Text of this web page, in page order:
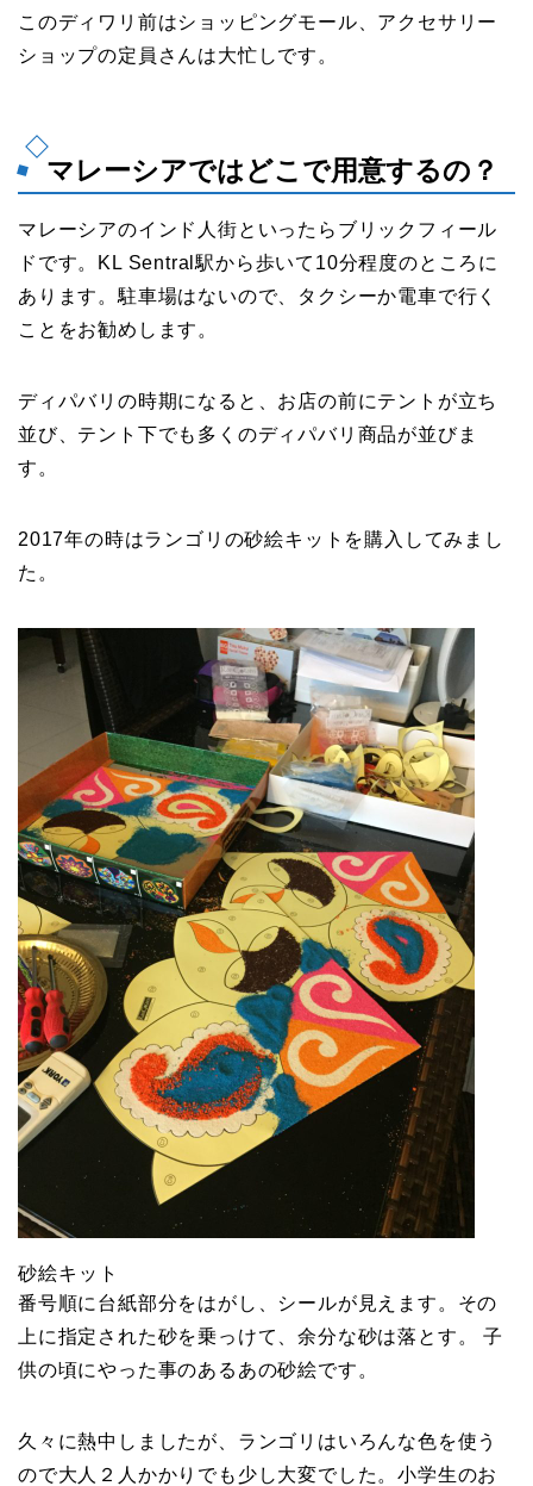
このディワリ前はショッピングモール、アクセサリー
ショップの定員さんは大忙しです。
マレーシアではどこで用意するの？
マレーシアのインド人街といったらブリックフィール
ドです。KL Sentral駅から歩いて10分程度のところに
あります。駐車場はないので、タクシーか電車で行く
ことをお勧めします。
ディパバリの時期になると、お店の前にテントが立ち
並び、テント下でも多くのディパバリ商品が並びま
す。
2017年の時はランゴリの砂絵キットを購入してみまし
た。
砂絵キット
番号順に台紙部分をはがし、シールが見えます。その
上に指定された砂を乗っけて、余分な砂は落とす。 子
供の頃にやった事のあるあの砂絵です。
久々に熱中しましたが、ランゴリはいろんな色を使う
ので大人２人かかりでも少し大変でした。小学生のお